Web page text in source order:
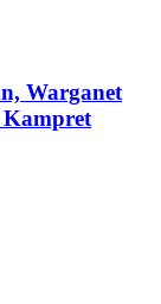
Warganet
Kampret